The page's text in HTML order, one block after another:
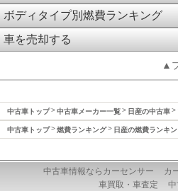
ボディタイプ別燃費ランキング
車を売却する
▲
中古車トップ 中古車メーカー一覧 日産の中古車
中古車トップ 燃費ランキング 日産の燃費ランキ
中古車情報ならカーセンサー
カ
車買取・車査定
中